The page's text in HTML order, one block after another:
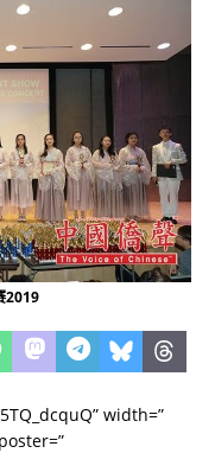
2019
width=”